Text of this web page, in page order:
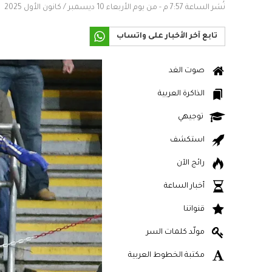
نُشر الساعة 7:57 م - من يوم الأربعاء 10 ديسمبر / كانون الأول 2025
تابع آخر الأخبار على واتساب
صوت الغد
الذاكرة العربية
توجيهي
استكشف
رائج الآن
أخبار الساعة
قنواتنا
مولّد كلمات السر
مكتبة الخطوط العربية